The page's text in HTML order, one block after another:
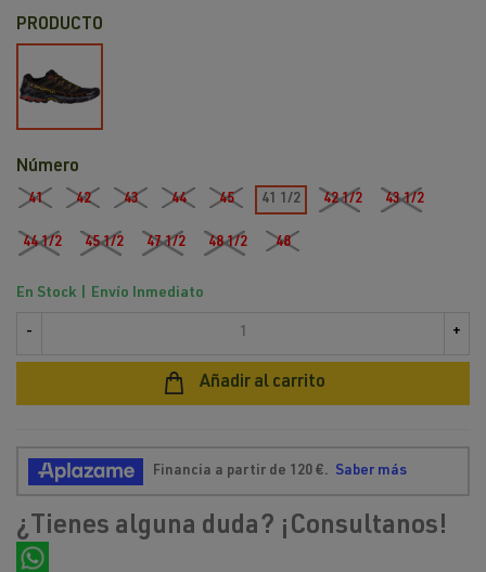
PRODUCTO
Yellow
Número
41 42 43 44 45 41 1/2 42 1/2 43 1/2
44 1/2 45 1/2 47 1/2 48 1/2 48
En Stock | Envío Inmediato
- +
Añadir al carrito
¿Tienes alguna duda? ¡Consultanos!